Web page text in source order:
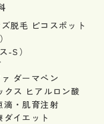
脱毛 ピコスポット
-S）
ダーマペン
クス ヒアルロン酸
滴・肌育注射
ダイエット